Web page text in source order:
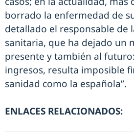
borrado la enfermedad de
detallado el responsable de
sanitaria, que ha dejado un
presente y también al
ingresos, resulta imposible
sanidad como la española”.
ENLACES RELACIONADOS: